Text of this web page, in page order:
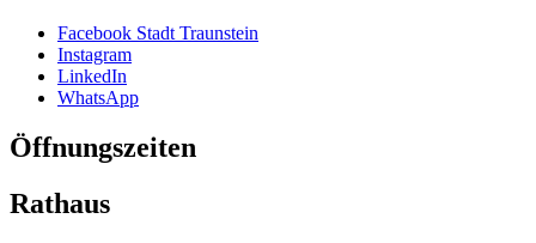
Facebook Stadt Traunstein
Instagram
LinkedIn
WhatsApp
Öffnungszeiten
Rathaus